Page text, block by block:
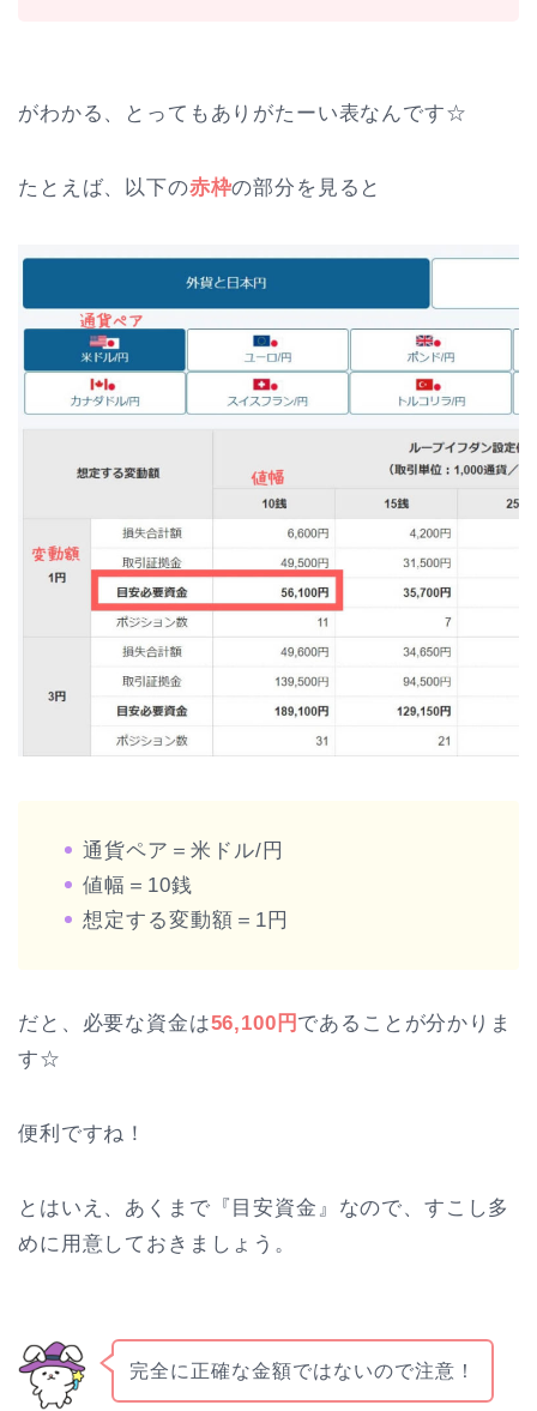
がわかる、とってもありがたーい表なんです☆
たとえば、以下の赤枠の部分を見ると
通貨ペア＝米ドル/円
値幅＝10銭
想定する変動額＝1円
だと、必要な資金は56,100円 であることが分かりま
す☆
便利ですね！
とはいえ、あくまで『目安資金』なので、すこし多
めに用意しておきましょう。
完全に正確な金額ではないので注意！